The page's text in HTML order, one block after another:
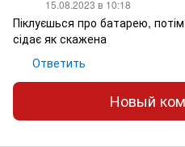
15.08.2023 в 10:18
Піклуєшься про батарею,
сідає як скажена
Ответить
Новый